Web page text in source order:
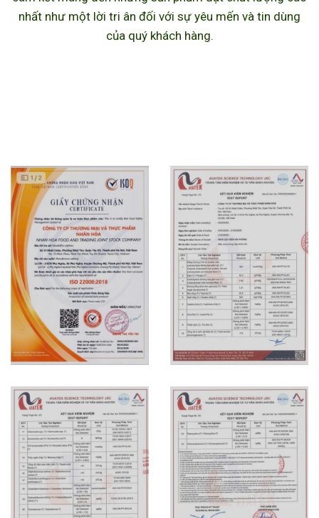
nhất như một lời tri ân đối với sự yêu mến và tin dùng
của quý khách hàng.